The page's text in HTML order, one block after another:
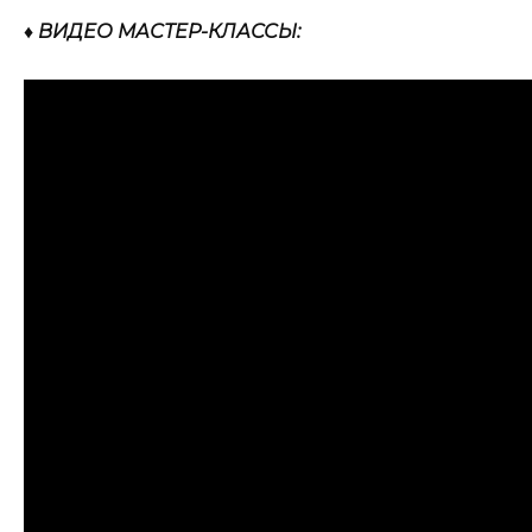
♦ ВИДЕО МАСТЕР-КЛАССЫ: